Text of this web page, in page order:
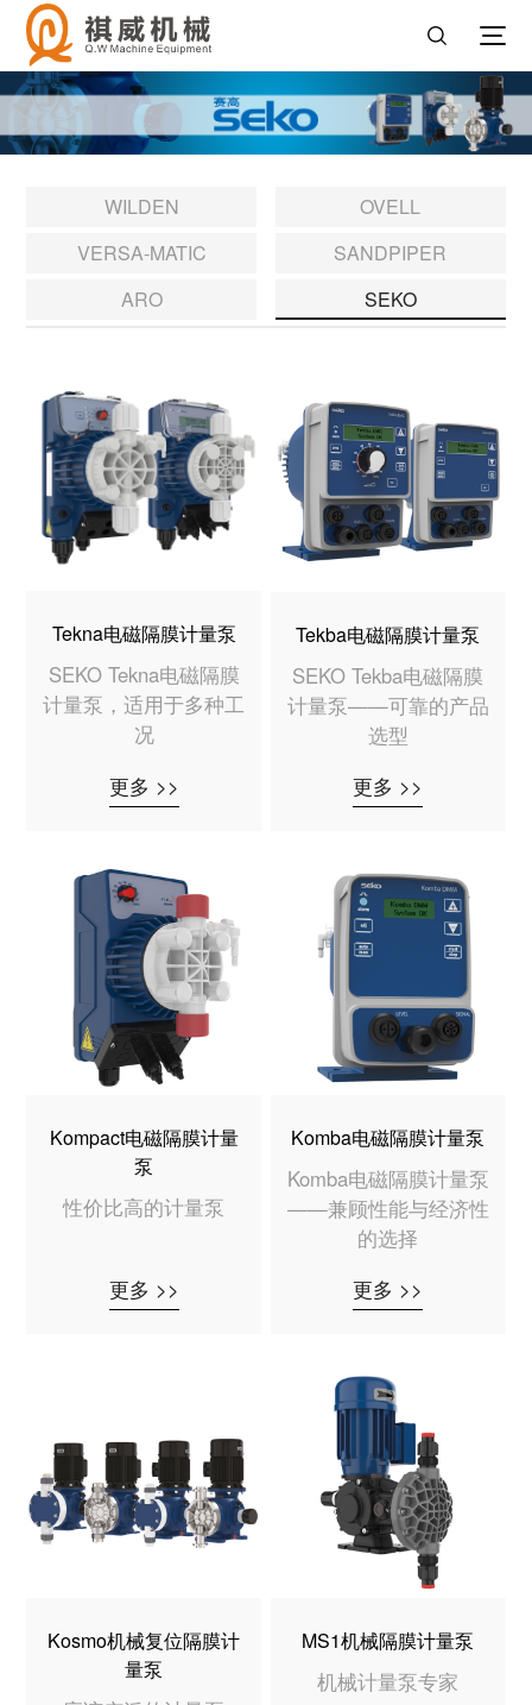
WILDEN
OVELL
VERSA-MATIC
SANDPIPER
ARO
SEKO
Tekna电磁隔膜计量泵
SEKO Tekna电磁隔膜
计量泵，适用于多种工
况
更多 >>
Tekba电磁隔膜计量泵
SEKO Tekba电磁隔膜
计量泵——可靠的产品
选型
更多 >>
Kompact电磁隔膜计量
泵
性价比高的计量泵
更多 >>
Komba电磁隔膜计量泵
Komba电磁隔膜计量泵
——兼顾性能与经济性
的选择
更多 >>
Kosmo机械复位隔膜计
量泵
MS1机械隔膜计量泵
机械计量泵专家